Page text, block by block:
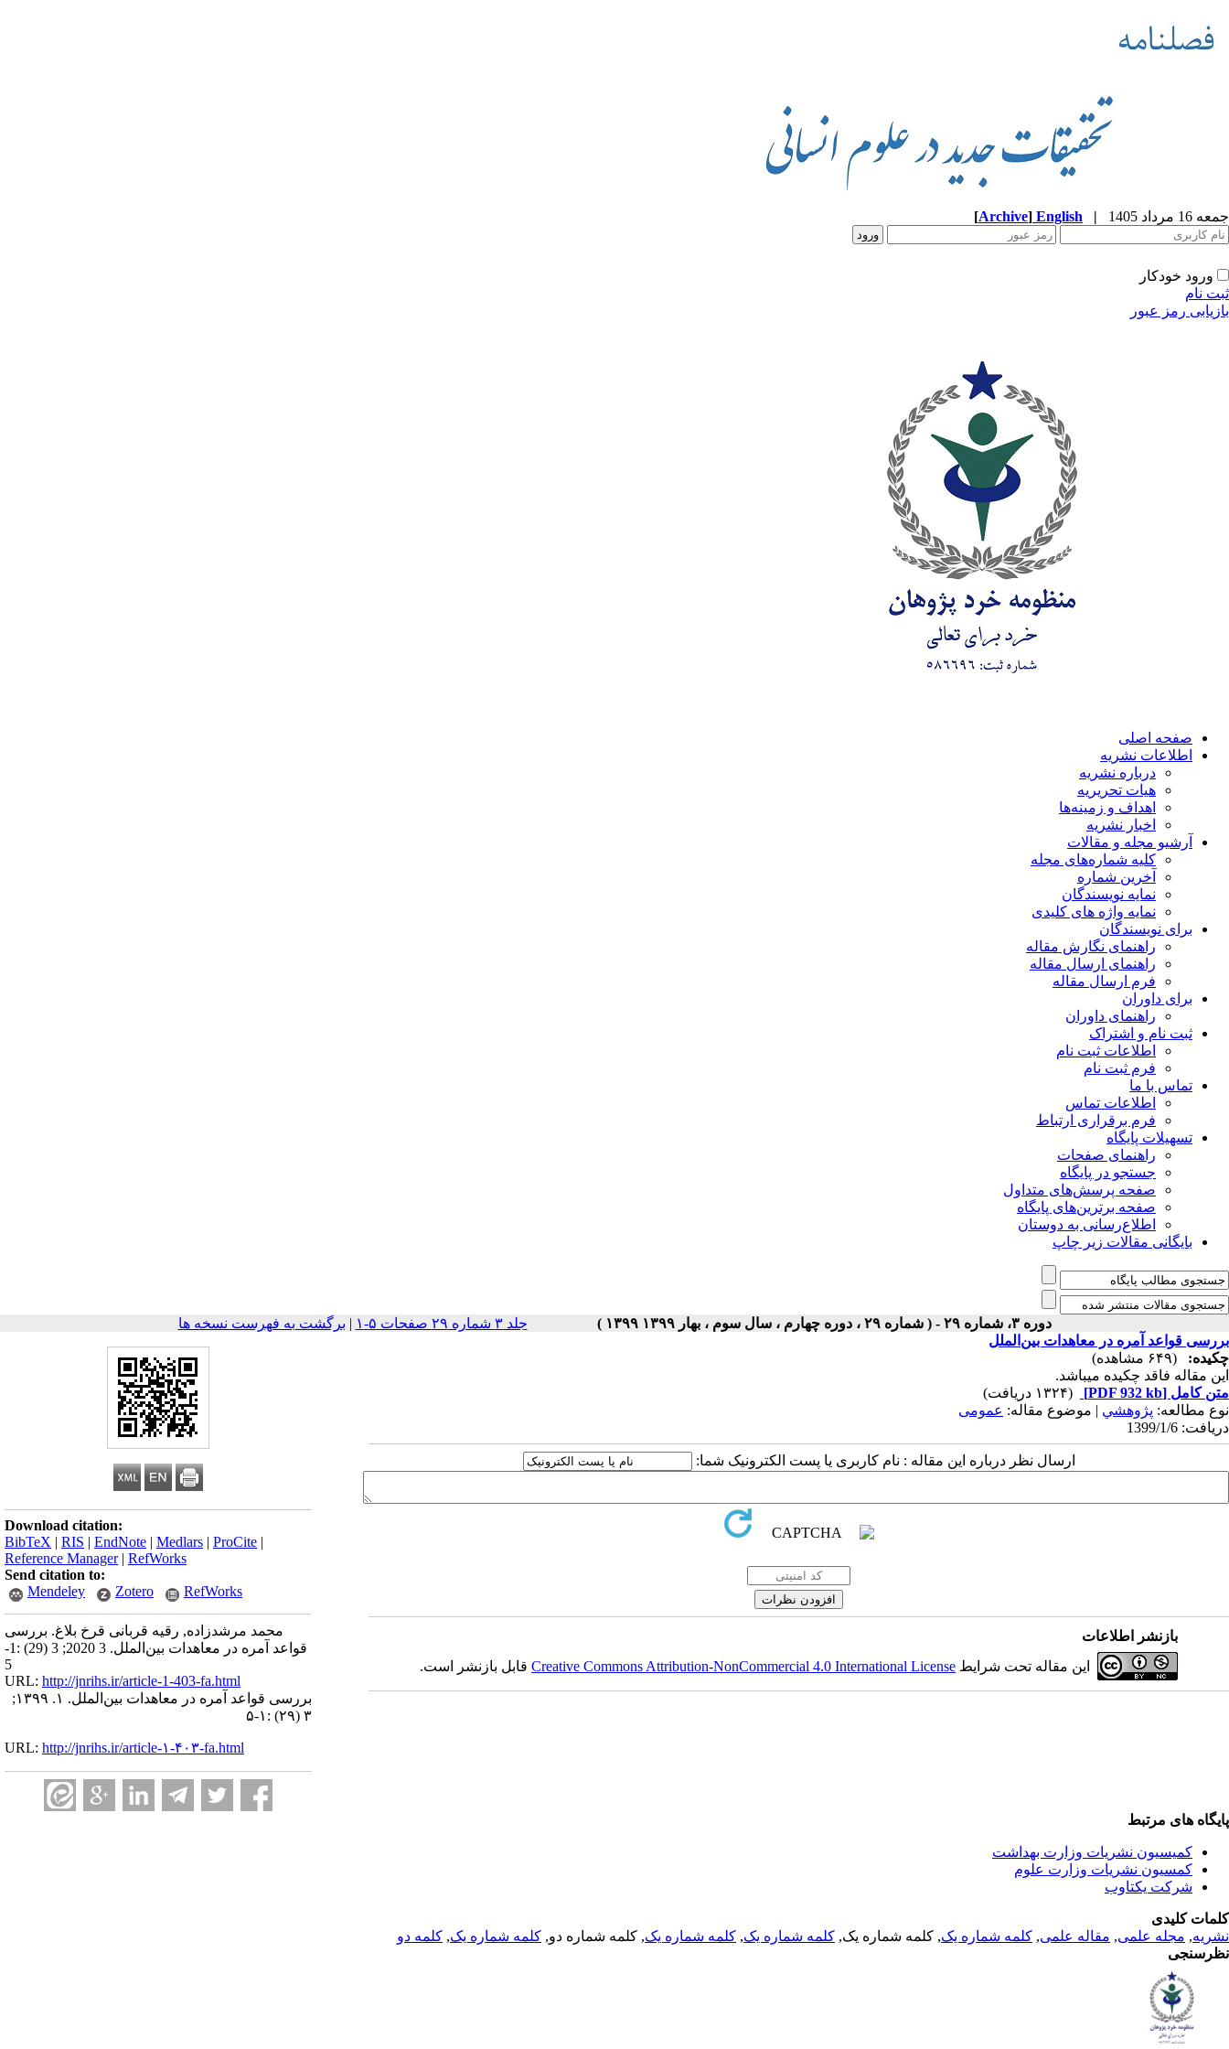
جمعه 16 مرداد 1405 |
English
[Archive]
ورود خودکار
ثبت نام
بازیابی رمز عبور
صفحه اصلی
اطلاعات نشریه
درباره نشریه
هیات تحریریه
اهداف و زمینه‌ها
اخبار نشریه
آرشیو مجله و مقالات
کلیه شماره‌های مجله
آخرین شماره
نمایه نویسندگان
نمایه واژه های کلیدی
برای نویسندگان
راهنمای نگارش مقاله
راهنمای ارسال مقاله
فرم ارسال مقاله
برای داوران
راهنمای داوران
ثبت نام و اشتراک
اطلاعات ثبت نام
فرم ثبت نام
تماس با ما
اطلاعات تماس
فرم برقراری ارتباط
تسهیلات پایگاه
راهنمای صفحات
جستجو در پایگاه
صفحه پرسش‌های متداول
صفحه برترین‌های پایگاه
اطلاع‌رسانی به دوستان
بایگانی مقالات زیر چاپ
دوره ۳، شماره ۲۹ - ( شماره ۲۹ ، دوره چهارم ، سال سوم ، بهار ۱۳۹۹ ۱۳۹۹ ) جلد ۳ شماره ۲۹ صفحات ۵-۱ | برگشت به فهرست نسخه ها
Download citation:
BibTeX | RIS | EndNote | Medlars | ProCite |
Reference Manager| RefWorks
Send citation to:
Mendeley
Zotero RefWorks
محمد مرشدزاده, رقیه قربانی قرخ بلاغ. بررسی
قواعد آمره در معاهدات بین‌الملل. 3 2020; 3 (29) :1-
5
URL: http://jnrihs.ir/article-1-403-fa.html
بررسی قواعد آمره در معاهدات بین‌الملل. ۱. ۱۳۹۹;
۳ (۲۹) :۱-۵
URL: http://jnrihs.ir/article-۱-۴۰۳-fa.html
بررسی قواعد آمره در معاهدات بین‌الملل
چکیده:
(۶۴۹ مشاهده)
این مقاله فاقد چکیده می​باشد.
متن کامل [PDF 932 kb]
(۱۳۲۴ دریافت)
نوع مطالعه: پژوهشي | موضوع مقاله: عمومى
دریافت: 1399/1/6
ارسال نظر درباره این مقاله : نام کاربری یا پست الکترونیک شما:
بازنشر اطلاعات
این مقاله تحت شرایط Creative Commons Attribution-NonCommercial 4.0 International Licenseقابل بازنشر است.
پایگاه های مرتبط
کمیسیون نشریات وزارت بهداشت
کمسیون نشریات وزارت علوم
شرکت یکتاوب
کلمات کلیدی
نشریه, مجله علمی, مقاله علمی, کلمه شماره یک, کلمه شماره یک, کلمه شماره یک, کلمه شماره یک, کلمه شماره دو, کلمه شماره یک, کلمه دو
نظرسنجی